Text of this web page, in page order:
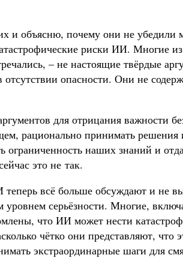
и объясню, почему они не
риски ИИ. Многие
– не настоящие твёрдые
опасности. Они не
для отрицания важности
рационально принимать решения
ограниченность наших знаний и
это не так.
теперь всё больше обсуждают и не
серьёзности. Многие,
что ИИ может нести
чётко они представляют, что
экстраординарные шаги для